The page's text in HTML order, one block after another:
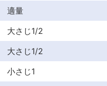
適量
大さじ1/2
大さじ1/2
小さじ1